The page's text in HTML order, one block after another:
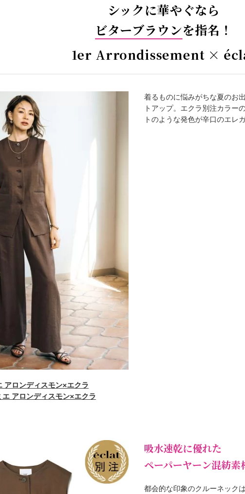
シックに華やぐなら
ビターブラウンを指名！
1er Arrondissement ×
アロンディスモン×エクラ
アロンディスモン×エクラ
着るものに悩みがちな夏のお
トアップ。エクラ別注カラー
トのような発色が辛口のエレ
吸水速乾に優れた
ペーパーヤーン混紡素
都会的な印象のクルーネック